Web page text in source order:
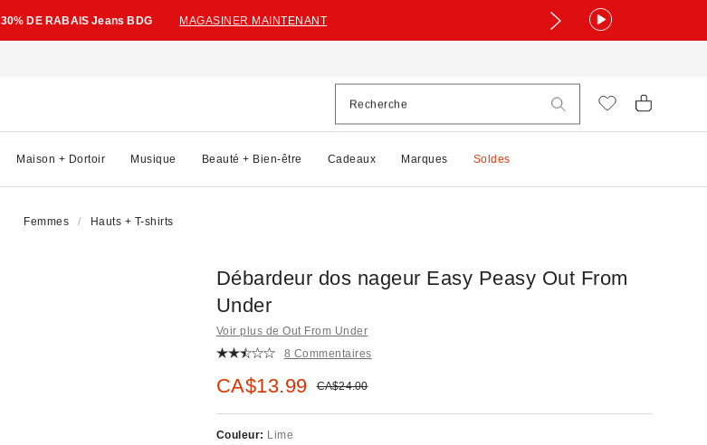
30% DE RABAIS Jeans BDG MAGASINER MAINTENANT
Maison + Dortoir Musique Beauté + Bien-être Cadeaux Marques Soldes
Femmes Hauts + T-shirts
Débardeur dos nageur Easy Peasy Out From
Under
Voir plus de Out From Under
8 Commentaires
Prix soldé :
CA$13.99 Prix courant :
CA$24.00
Couleur: Lime